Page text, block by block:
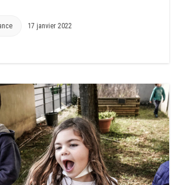
17 janvier 2022